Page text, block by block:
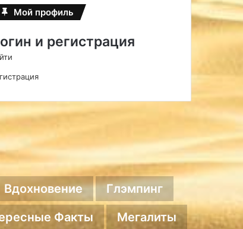
Мой профиль
и регистрация
Вдохновение
Глэмпинг
Факты Мегалиты